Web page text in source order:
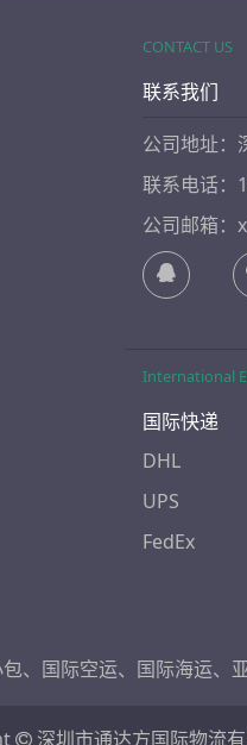
CONTACT US
联系我们
公司地址：
联系电话：
公司邮箱
International
国际快递
DHL
UPS
FedEx
、 国际空运、 国际海运、
深圳市通达方国际物流